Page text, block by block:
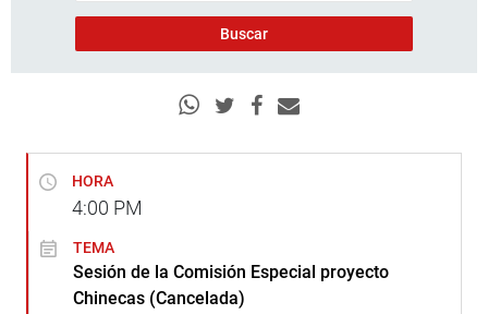
HORA
4:00 PM
TEMA
Sesión de la Comisión Especial proyecto
Chinecas (Cancelada)